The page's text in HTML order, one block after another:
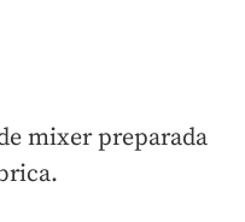
mixer preparada